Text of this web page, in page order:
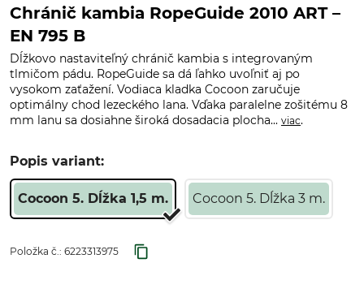
Chránič kambia RopeGuide 2010 ART –
EN 795 B
Dĺžkovo nastaviteľný chránič kambia s integrovaným
tlmičom pádu. RopeGuide sa dá ľahko uvoľniť aj po
vysokom zaťažení. Vodiaca kladka Cocoon zaručuje
optimálny chod lezeckého lana. Vďaka paralelne zošitému 8
mm lanu sa dosiahne široká dosadacia plocha... viac.
Popis variant:
Cocoon 5. Dĺžka 1,5 m. Cocoon 5. Dĺžka 3 m.
Položka č.: 6223313975